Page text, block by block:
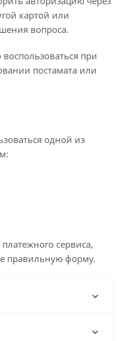
картой или
вопроса.
при
постамата или
одной из
сервиса,
правильную форму.